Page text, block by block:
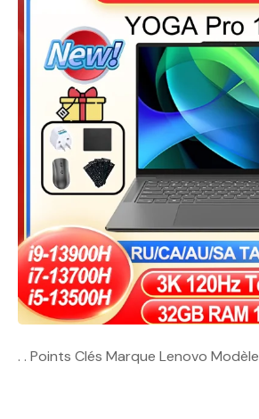
. . Points Clés Marque Lenovo Modèle